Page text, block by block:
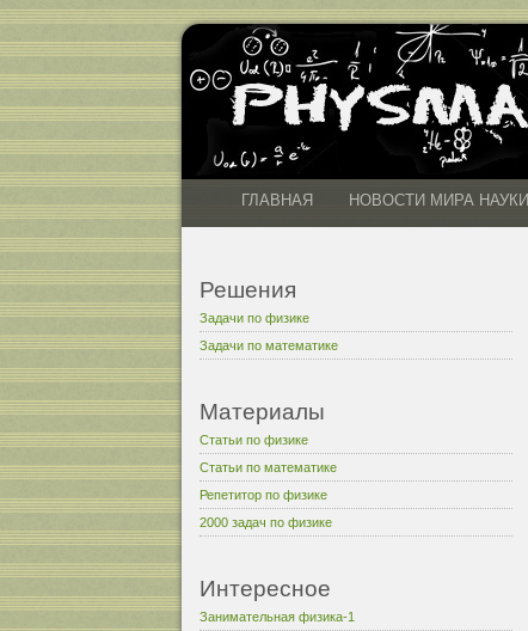
ГЛАВНАЯ НОВОСТИ МИРА НАУКИ
Решения
Задачи по физике
Задачи по математике
Материалы
Статьи по физике
Статьи по математике
Репетитор по физике
2000 задач по физике
Интересное
Занимательная физика-1